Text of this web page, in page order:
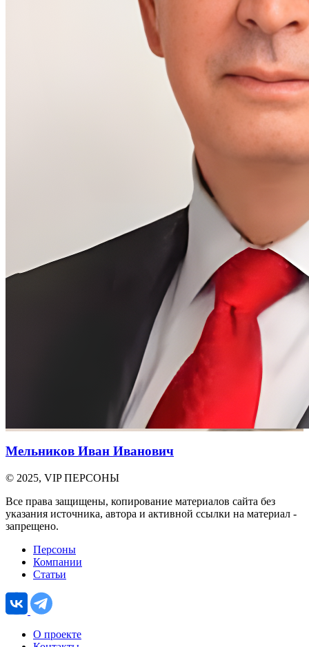
Мельников Иван Иванович
© 2025, VIP ПЕРСОНЫ
Все права защищены, копирование материалов сайта без
указания источника, автора и активной ссылки на материал -
запрещено.
Персоны
Компании
Статьи
О проекте